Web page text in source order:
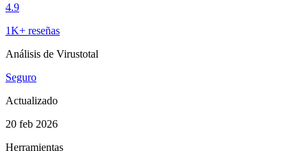
4.9
1K+ reseñas
Análisis de Virustotal
Seguro
Actualizado
20 feb 2026
Herramientas